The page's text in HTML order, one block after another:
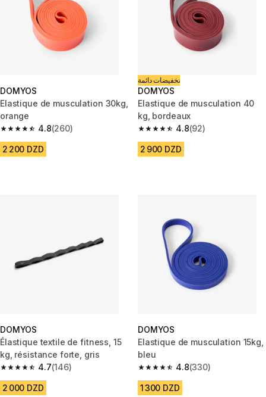
DOMYOS
Elastique de musculation 30kg,
orange
4.8
4.8 out of 5 stars from 260 reviews
(260)
2 200 DZD
تخفيضات دائمة
DOMYOS
Elastique de musculation 40
kg, bordeaux
4.8
4.8 out of 5 stars from 92
(92)
2 900 DZD
DOMYOS
Élastique textile de fitness, 15
kg, résistance forte, gris
4.7
4.7 out of 5 stars from 146 reviews
(146)
2 000 DZD
DOMYOS
Elastique de musculation 15kg,
bleu
4.8
4.8 out of 5 stars from 330
(330)
1 300 DZD